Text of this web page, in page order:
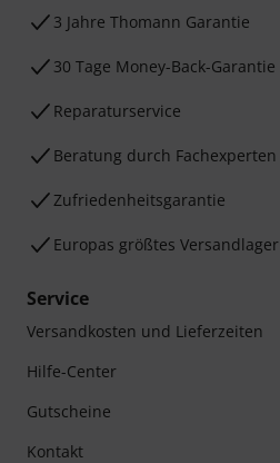
3 Jahre Thomann Garantie
30 Tage Money-Back-Garantie
Reparaturservice
Beratung durch Fachexperten
Zufriedenheitsgarantie
Europas größtes Versandlager
Service
Versandkosten und Lieferzeiten
Hilfe-Center
Gutscheine
Kontakt